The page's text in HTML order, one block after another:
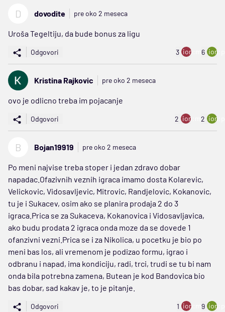
D dovodite pre oko 2 meseca
Uroša Tegeltiju, da bude bonus za ligu
Odgovori 3 ion:minus
6
Kristina Rajkovic pre oko 2 meseca
ovo je odlicno treba im pojacanje
Odgovori 2 ion:minus
2
B Bojan19919 pre oko 2 meseca
Po meni najvise treba stoper i jedan zdravo dobar
napadac.Ofazivnih veznih igraca imamo dosta Kolarevic,
Velickovic, Vidosavljevic, Mitrovic, Randjelovic, Kokanovic,
tu je i Sukacev, osim ako se planira prodaja 2 do 3
igraca.Prica se za Sukaceva, Kokanovica i Vidosavljavica,
ako budu prodata 2 igraca onda moze da se dovede 1
ofanzivni vezni.Prica se i za Nikolica, u pocetku je bio po
meni bas los, ali vremenom je podizao formu, igrao i
odbranu i napad, ima kondiciju, radi, trci, trudi se tu bi nam
onda bila potrebna zamena, Butean je kod Bandovica bio
bas dobar, sad kakav je, to je pitanje.
Odgovori 1 ion:minus
9